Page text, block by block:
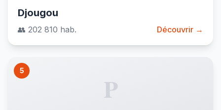
Djougou
👥 202 810 hab. Découvrir →
5
P